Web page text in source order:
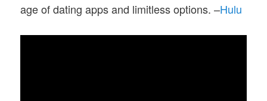
age of dating apps and limitless options. –Hulu